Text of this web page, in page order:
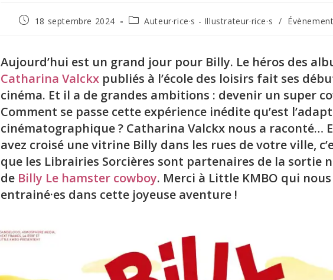
18 septembre 2024 Auteur·rice·s - Illustrateur·rice·s /
Aujourd’hui est un grand jour pour Billy. Le héros des
Catharina Valckx publiés à l’école des loisirs fait ses
cinéma. Et il a de grandes ambitions : devenir un super
Comment se passe cette expérience inédite qu’est
cinématographique ? Catharina Valckx nous a raconté…
avez croisé une vitrine Billy dans les rues de votre ville,
que les Librairies Sorcières sont partenaires de la sortie
de Billy Le hamster cowboy. Merci à Little KMBO qui nous
entrainé·es dans cette joyeuse aventure !